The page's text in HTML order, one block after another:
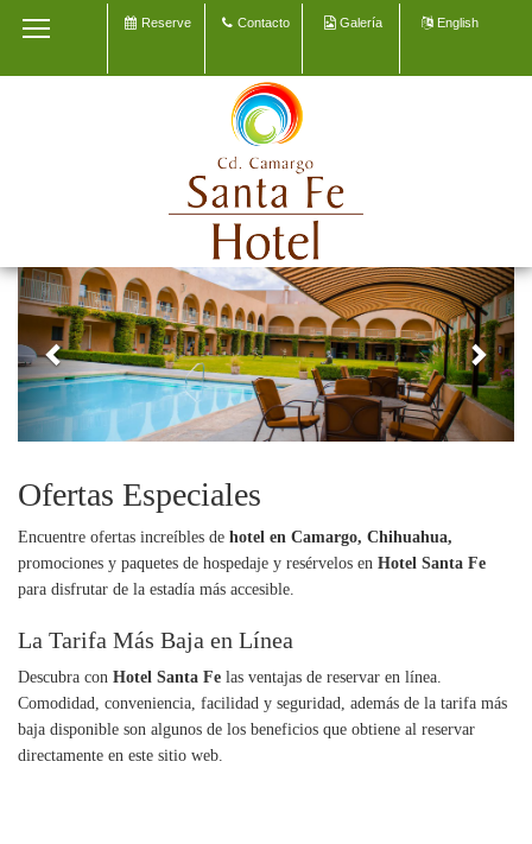
Reserve Contacto Galería English
INICIO
NUESTRO HOTEL
EVENTOS Y REUNIONES
CONTACTO
GALERÍA
Previous Next
Ofertas Especiales
Encuentre ofertas increíbles de hotel en Camargo, Chihuahua,
promociones y paquetes de hospedaje y resérvelos en Hotel Santa Fe
para disfrutar de la estadía más accesible.
La Tarifa Más Baja en Línea
Descubra con Hotel Santa Fe las ventajas de reservar en línea.
Comodidad, conveniencia, facilidad y seguridad, además de la tarifa más
baja disponible son algunos de los beneficios que obtiene al reservar
directamente en este sitio web.